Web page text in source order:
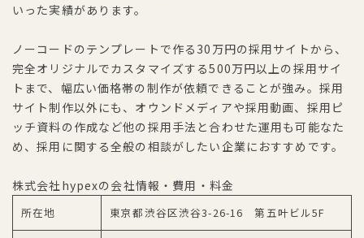
いった実績があります。
ノーコードのテンプレートで作る30万円の採用サイトから、
完全オリジナルでカスタマイズする500万円以上の採用サイ
トまで、幅広い価格帯の制作が依頼できることが強み。採用
サイト制作以外にも、オウンドメディアや採用動画、採用ピ
ッチ資料の作成など他の採用手法と合わせた運用も可能なた
め、採用に関する全般の相談がしたい企業におすすめです。
株式会社hypexの会社情報・費用・料金
所在地 東京都渋谷区渋谷3-26-16 第五叶ビル5F